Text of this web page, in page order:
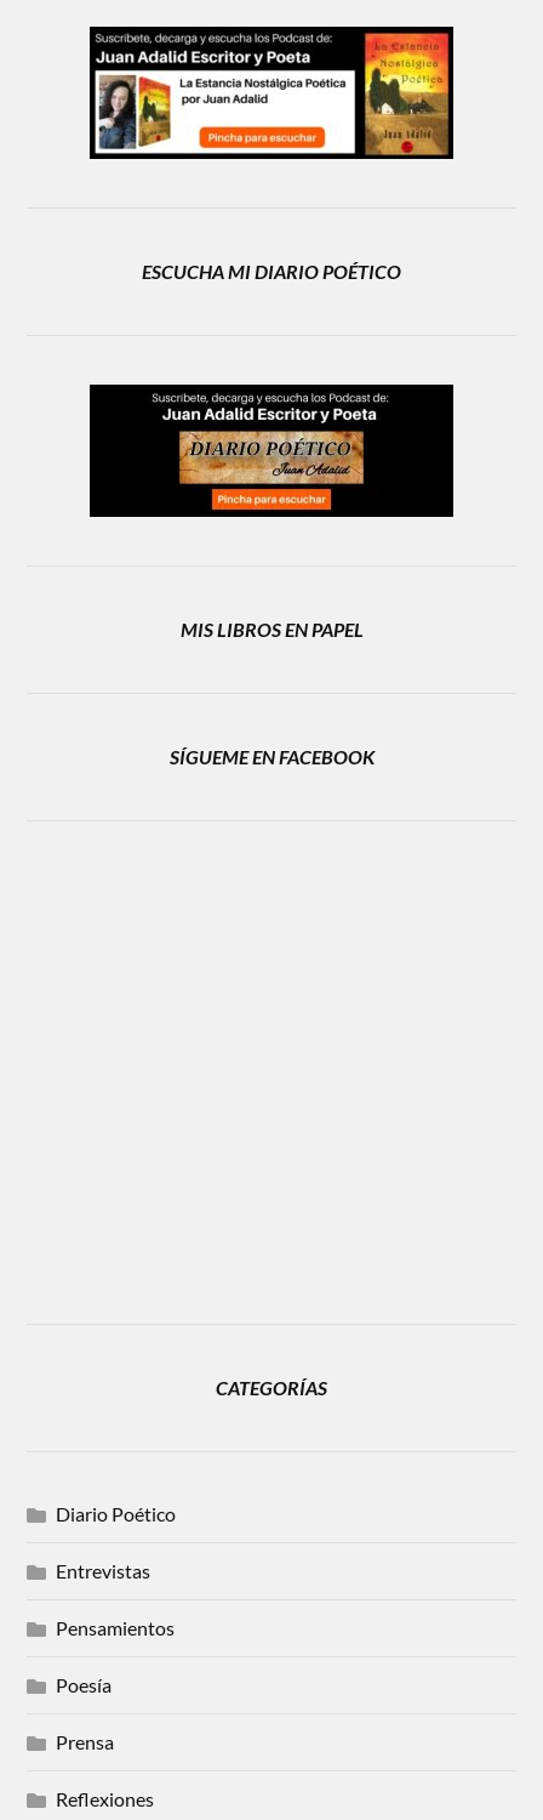
ESCUCHA MI DIARIO POÉTICO
MIS LIBROS EN PAPEL
SÍGUEME EN FACEBOOK
CATEGORÍAS
Diario Poético
Entrevistas
Pensamientos
Poesía
Prensa
Reflexiones